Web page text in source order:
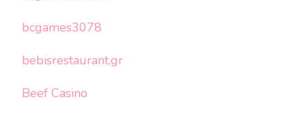
bcgames3078
bebisrestaurant.gr
Beef Casino